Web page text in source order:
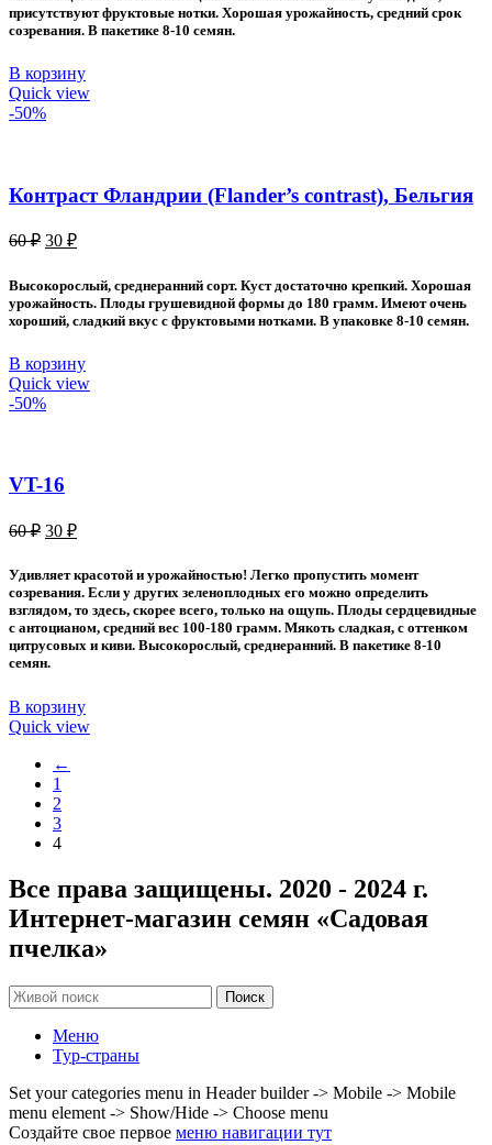
присутствуют фруктовые нотки. Хорошая урожайность, средний срок
созревания. В пакетике 8-10 семян.
В корзину
Quick view
-50%
Контраст Фландрии (Flander’s contrast), Бельгия
60₽ Первоначальная
составляла
60 ₽.
30 ₽Текущая
30 ₽.
Высокорослый, среднеранний сорт. Куст достаточно крепкий. Хорошая
урожайность. Плоды грушевидной формы до 180 грамм. Имеют очень
хороший, сладкий вкус с фруктовыми нотками. В упаковке 8-10 семян.
В корзину
Quick view
-50%
VT-16
60₽ Первоначальная
60 ₽.
30 ₽Текущая
30 ₽.
Удивляет красотой и урожайностью! Легко пропустить момент
созревания. Если у других зеленоплодных его можно определить
взглядом, то здесь, скорее всего, только на ощупь. Плоды сердцевидные
с антоцианом, средний вес 100-180 грамм. Мякоть сладкая, с оттенком
цитрусовых и киви. Высокорослый, среднеранний. В пакетике 8-10
семян.
В корзину
Quick view
←
1
2
3
4
Все права защищены. 2020 - 2024 г.
Интернет-магазин семян «Садовая
пчелка»
Поиск
Меню
Тур-страны
Set your categories menu in Header builder -> Mobile -> Mobile
menu element -> Show/Hide -> Choose menu
Создайте свое первое меню навигации тут